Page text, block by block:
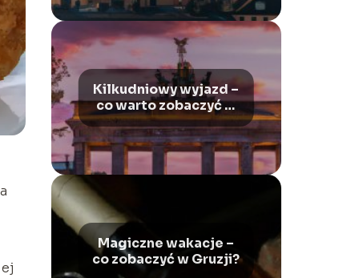
Kilkudniowy wyjazd –
co warto zobaczyć w
Berlinie?
Magiczne wakacje –
co zobaczyć w Gruzji?